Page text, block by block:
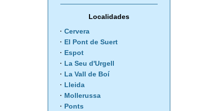
Localidades
Cervera
El Pont de Suert
Espot
La Seu d'Urgell
La Vall de Boí
Lleida
Mollerussa
Ponts